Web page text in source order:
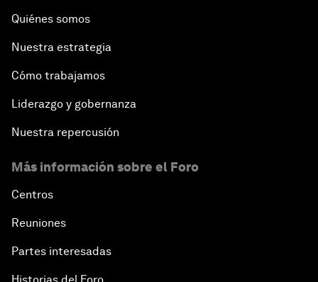
Quiénes somos
Nuestra estrategia
Cómo trabajamos
Liderazgo y gobernanza
Nuestra repercusión
Más información sobre el Foro
Centros
Reuniones
Partes interesadas